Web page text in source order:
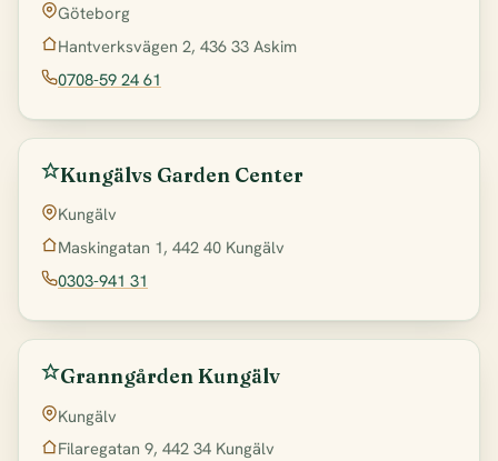
Göteborg
Hantverksvägen 2, 436 33 Askim
0708-59 24 61
Kungälvs Garden Center
Kungälv
Maskingatan 1, 442 40 Kungälv
0303-941 31
Granngården Kungälv
Kungälv
Filaregatan 9, 442 34 Kungälv